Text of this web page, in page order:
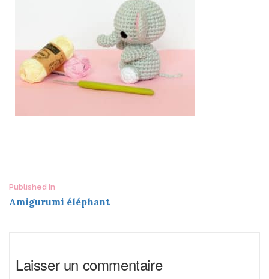
Post
navigation
Published In
Amigurumi éléphant
Laisser un commentaire